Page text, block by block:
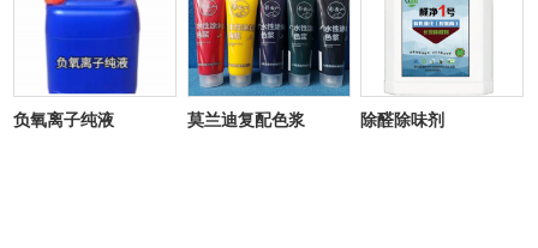
彼此信任，默契配合，在激烈的市场竞争中搏风击
浪，攻坚克难，最终在实现企业发展战略目标的同时
实现自己的人生价值。
负氧离子纯液 莫兰迪复配色浆 除醛除味剂